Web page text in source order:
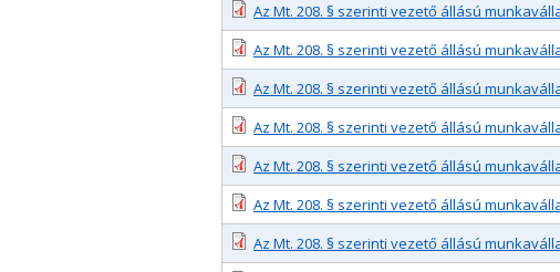
Az Mt. 208. § szerinti vezető állású
Az Mt. 208. § szerinti vezető állású
Az Mt. 208. § szerinti vezető állású
Az Mt. 208. § szerinti vezető állású
Az Mt. 208. § szerinti vezető állású
Az Mt. 208. § szerinti vezető állású
Az Mt. 208. § szerinti vezető állású